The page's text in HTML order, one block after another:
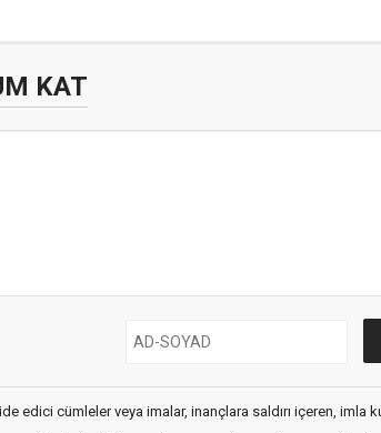
KAT
edici cümleler veya imalar, inançlara saldırı içeren, imla